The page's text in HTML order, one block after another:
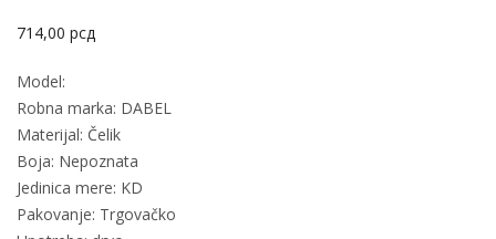
714,00 рсд
Model:
Robna marka: DABEL
Materijal: Čelik
Boja: Nepoznata
Jedinica mere: KD
Pakovanje: Trgovačko